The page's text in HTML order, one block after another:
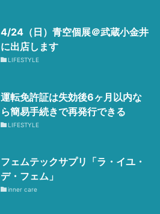
4/24（日）青空個展＠武蔵小金井
に出店します
LIFESTYLE
運転免許証は失効後6ヶ月以内な
ら簡易手続きで再発行できる
LIFESTYLE
フェムテックサプリ「ラ・イユ・
デ・フェム」
inner care